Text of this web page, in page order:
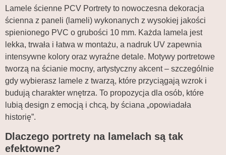
Lamele ścienne PCV Portrety to nowoczesna dekoracja
ścienna z paneli (lameli) wykonanych z wysokiej jakości
spienionego PVC o grubości 10 mm. Każda lamela jest
lekka, trwała i łatwa w montażu, a nadruk UV zapewnia
intensywne kolory oraz wyraźne detale. Motywy portretowe
tworzą na ścianie mocny, artystyczny akcent – szczególnie
gdy wybierasz lamele z twarzą, które przyciągają wzrok i
budują charakter wnętrza. To propozycja dla osób, które
lubią design z emocją i chcą, by ściana „opowiadała
historię”.
Dlaczego portrety na lamelach są tak
efektowne?